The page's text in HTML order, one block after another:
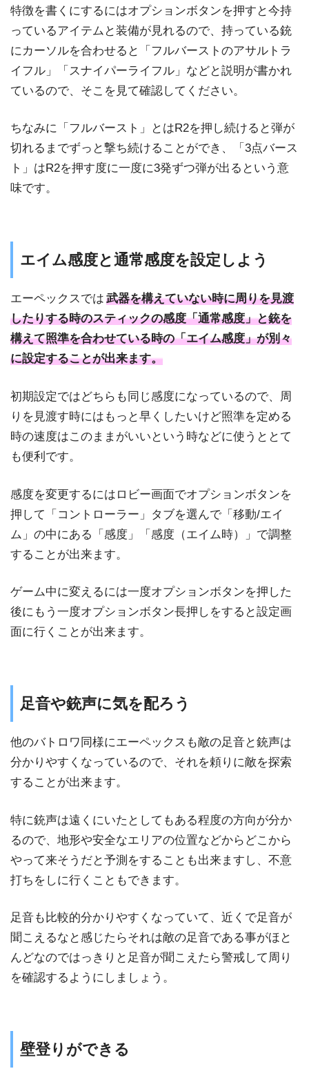
特徴を書くにするにはオプションボタンを押すと今持
っているアイテムと装備が見れるので、持っている銃
にカーソルを合わせると「フルバーストのアサルトラ
イフル」「スナイパーライフル」などと説明が書かれ
ているので、そこを見て確認してください。
ちなみに「フルバースト」とはR2を押し続けると弾が
切れるまでずっと撃ち続けることができ、「3点バース
ト」はR2を押す度に一度に3発ずつ弾が出るという意
味です。
エイム感度と通常感度を設定しよう
エーペックスでは 武器を構えていない時に周りを見渡
したりする時のスティックの感度「通常感度」と銃を
構えて照準を合わせている時の「エイム感度」が別々
に設定することが出来ます。
初期設定ではどちらも同じ感度になっているので、周
りを見渡す時にはもっと早くしたいけど照準を定める
時の速度はこのままがいいという時などに使うととて
も便利です。
感度を変更するにはロビー画面でオプションボタンを
押して「コントローラー」タブを選んで「移動/エイ
ム」の中にある「感度」「感度（エイム時）」で調整
することが出来ます。
ゲーム中に変えるには一度オプションボタンを押した
後にもう一度オプションボタン長押しをすると設定画
面に行くことが出来ます。
足音や銃声に気を配ろう
他のバトロワ同様にエーペックスも敵の足音と銃声は
分かりやすくなっているので、それを頼りに敵を探索
することが出来ます。
特に銃声は遠くにいたとしてもある程度の方向が分か
るので、地形や安全なエリアの位置などからどこから
やって来そうだと予測をすることも出来ますし、不意
打ちをしに行くこともできます。
足音も比較的分かりやすくなっていて、近くで足音が
聞こえるなと感じたらそれは敵の足音である事がほと
んどなのではっきりと足音が聞こえたら警戒して周り
を確認するようにしましょう。
壁登りができる